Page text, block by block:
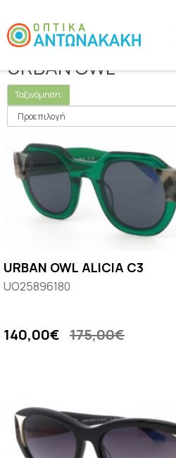
URBAN OWL
Ταξινόμηση:
URBAN OWL ALICIA C3
UO25896180
140,00€ 175,00€